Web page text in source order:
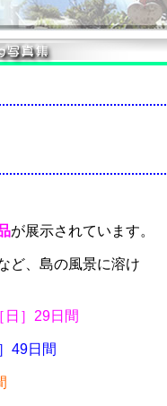
が展示されています。
ど、島の風景に溶け
］29日間
49日間